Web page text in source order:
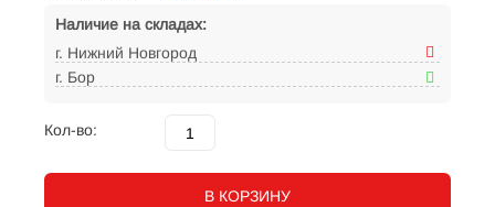
Наличие на складах:
г. Нижний Новгород
г. Бор
Кол-во:
В КОРЗИНУ